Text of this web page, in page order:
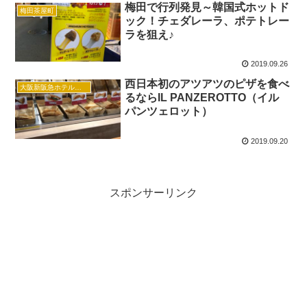
梅田茶屋町
梅田で行列発見～韓国式ホットド
ック！チェダレーラ、ポテトレー
ラを狙え♪
2019.09.26
大阪新阪急ホテルフードホール
西日本初のアツアツのピザを食べ
るならIL PANZEROTTO（イル
パンツェロット）
2019.09.20
スポンサーリンク